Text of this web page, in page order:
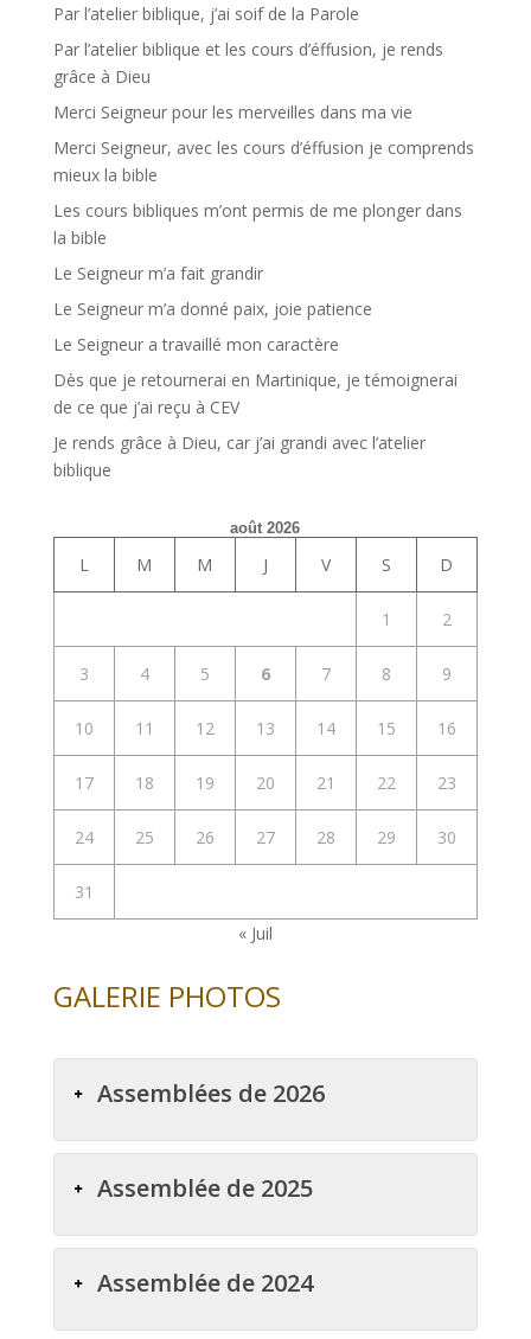
Par l’atelier biblique, j’ai soif de la Parole
Par l’atelier biblique et les cours d’éffusion, je rends
grâce à Dieu
Merci Seigneur pour les merveilles dans ma vie
Merci Seigneur, avec les cours d’éffusion je comprends
mieux la bible
Les cours bibliques m’ont permis de me plonger dans
la bible
Le Seigneur m’a fait grandir
Le Seigneur m’a donné paix, joie patience
Le Seigneur a travaillé mon caractère
Dès que je retournerai en Martinique, je témoignerai
de ce que j’ai reçu à CEV
Je rends grâce à Dieu, car j’ai grandi avec l’atelier
biblique
août 2026
L M M J V S D
1 2
3 4 5 6 7 8 9
10 11 12 13 14 15 16
17 18 19 20 21 22 23
24 25 26 27 28 29 30
31
« Juil
GALERIE PHOTOS
Assemblées de 2026
Assemblée de 2025
Assemblée de 2024